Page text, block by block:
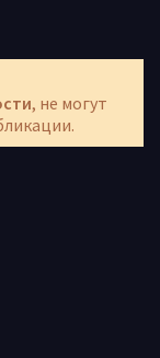
, не могут